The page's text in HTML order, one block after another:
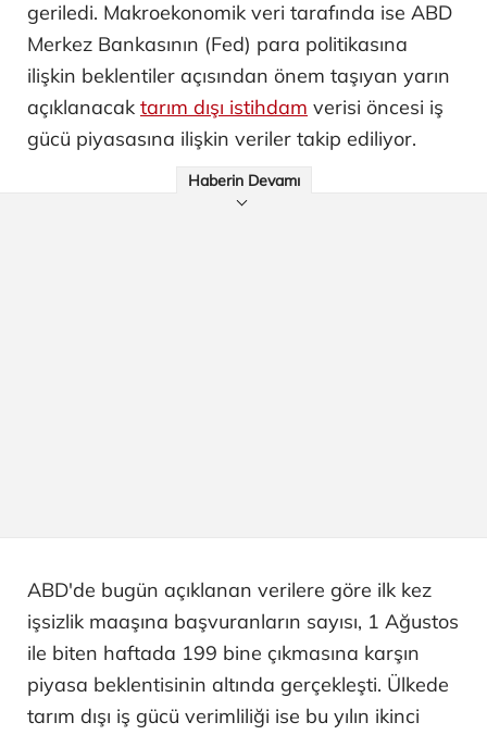
geriledi. Makroekonomik veri tarafında ise ABD
Merkez Bankasının (Fed) para politikasına
ilişkin beklentiler açısından önem taşıyan yarın
açıklanacak tarım dışı istihdam verisi öncesi iş
gücü piyasasına ilişkin veriler takip ediliyor.
Haberin Devamı
ABD'de bugün açıklanan verilere göre ilk kez
işsizlik maaşına başvuranların sayısı, 1 Ağustos
ile biten haftada 199 bine çıkmasına karşın
piyasa beklentisinin altında gerçekleşti. Ülkede
tarım dışı iş gücü verimliliği ise bu yılın ikinci